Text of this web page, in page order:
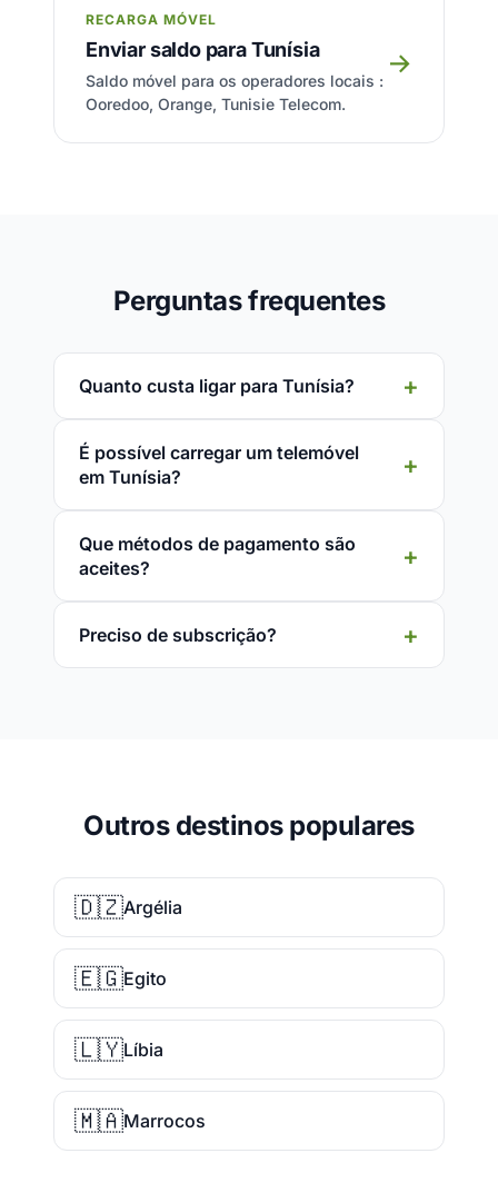
RECARGA MÓVEL
Enviar saldo para Tunísia
Saldo móvel para os operadores locais :
Ooredoo, Orange, Tunisie Telecom.
→
Perguntas frequentes
Quanto custa ligar para Tunísia?
É possível carregar um telemóvel
em Tunísia?
Que métodos de pagamento são
aceites?
Preciso de subscrição?
Outros destinos populares
🇩🇿Argélia
🇪🇬Egito
🇱🇾Líbia
🇲🇦Marrocos